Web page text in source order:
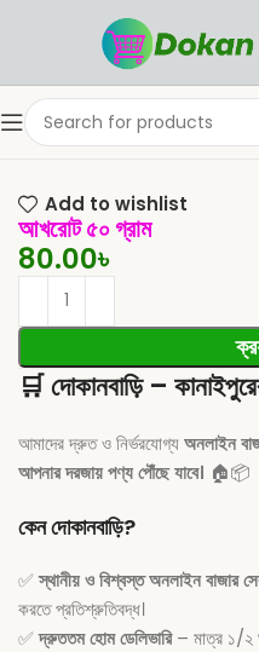
Home রান্নার সামগ্রী রান্না মশলা
Add to wishlist
আখরোট ৫০ গ্রাম
80.00৳
🛒দোকানবাড়ি –
আমাদের দ্রুত ও নির্ভরযোগ্যঅনলাইন
আপনার দরজায় পণ্য পৌঁছে যাবে। 🏠📦
কেন দোকানবাড়ি?
✅স্থানীয় ও বিশ্বস্ত অনলাইন বাজার
করতে প্রতিশ্রুতিবদ্ধ।
✅দ্রুততম হোম ডেলিভারি– মাত্র ১/২